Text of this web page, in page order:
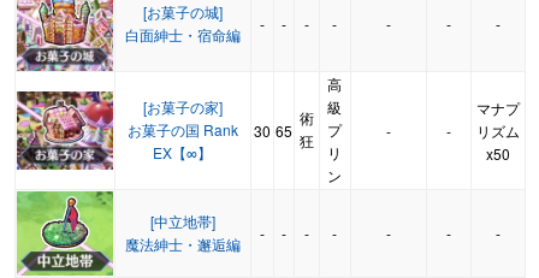
[お菓子の城]
白面紳士・宿命編
- - - - - - -
[お菓子の家]
お菓子の国 Rank
EX【∞】
30 65
術
狂
高
級
プ
リ
ン
- -
マナプ
リズム
x50
[中立地帯]
魔法紳士・邂逅編
- - - - - - -